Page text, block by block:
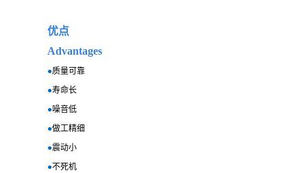
优点
Advantages
●质量可靠
●寿命长
●噪音低
●做工精细
●震动小
●不死机